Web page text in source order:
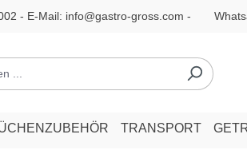
- E-Mail: info@gastro-gross.com -
TRANSPORT